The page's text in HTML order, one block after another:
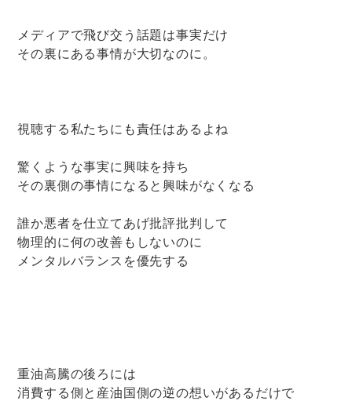
メディアで飛び交う話題は事実だけ
その裏にある事情が大切なのに。
視聴する私たちにも責任はあるよね
驚くような事実に興味を持ち
その裏側の事情になると興味がなくなる
誰か悪者を仕立てあげ批評批判して
物理的に何の改善もしないのに
メンタルバランスを優先する
重油高騰の後ろには
消費する側と産油国側の逆の想いがあるだけで